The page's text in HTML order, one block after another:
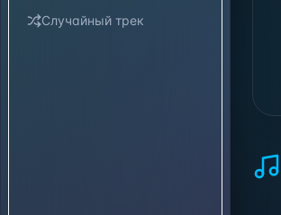
Случайный трек